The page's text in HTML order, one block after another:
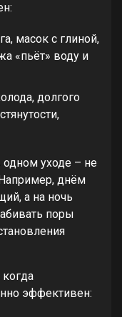
масок с глиной,
«пьёт» воду и
долгого
уходе – не
днём
а на ночь
поры
эффективен: